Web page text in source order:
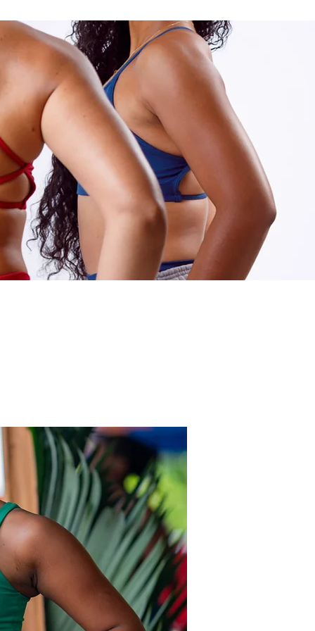
Se connecter